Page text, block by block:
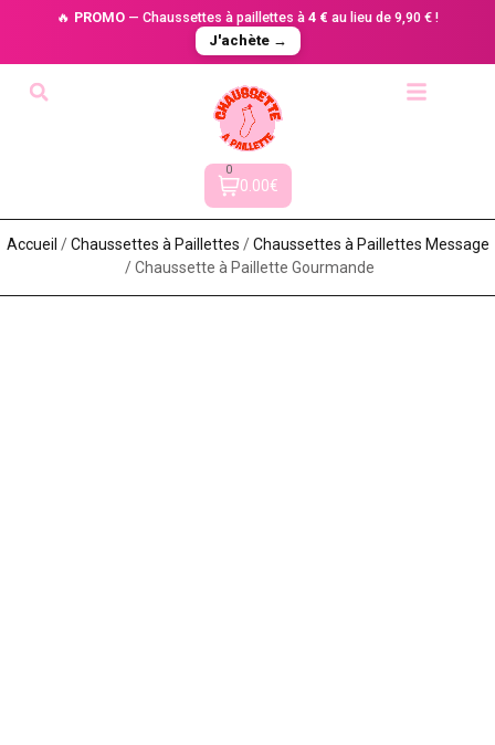
🔥 PROMO — Chaussettes à paillettes à 4 € au lieu de 9,90 € !
J'achète →
0
0.00€
Accueil /Chaussettes à Paillette​s /Chaussettes à Paillettes Message​
/ Chaussette à Paillette Gourmande